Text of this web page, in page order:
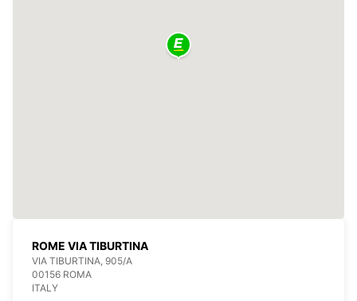
ROME VIA TIBURTINA
VIA TIBURTINA, 905/A
00156 ROMA
ITALY